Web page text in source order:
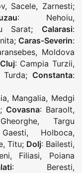
, Sacele, Zarnesti;
: Nehoiu,
Sarat; Calarasi:
; Caras-Severin:
, Moldova
Cluj: Campia Turzii,
Turda; Constanta:
, Mangalia, Medgi
; Covasna: Baraolt,
, Targu
Gaesti, Holboca,
, Titu; Dolj: Bailesti,
, Filiasi, Poiana
: Beresti,